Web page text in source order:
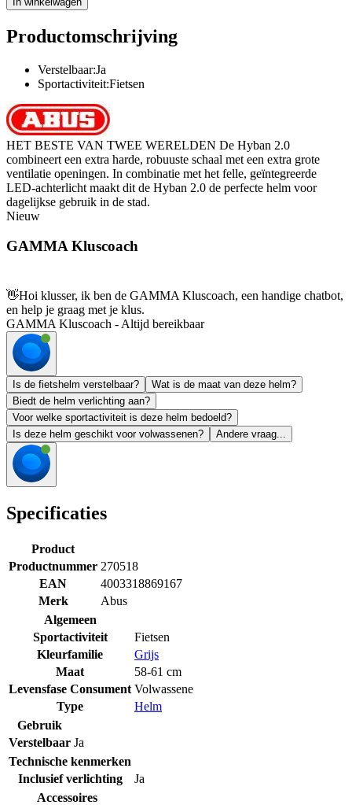
Productomschrijving
Verstelbaar:Ja
Sportactiviteit:Fietsen
HET BESTE VAN TWEE WERELDEN De Hyban 2.0
combineert een extra harde, robuuste schaal met een extra grote
ventilatie openingen. In combinatie met het felle, geïntegreerde
LED-achterlicht maakt dit de Hyban 2.0 de perfecte helm voor
dagelijkse gebruik in de stad.
Nieuw
GAMMA Kluscoach
👋Hoi klusser, ik ben de GAMMA Kluscoach, een handige chatbot,
en help je graag met je klus.
GAMMA Kluscoach - Altijd bereikbaar
Is de fietshelm verstelbaar?
Wat is de maat van deze helm?
Biedt de helm verlichting aan?
Voor welke sportactiviteit is deze helm bedoeld?
Is deze helm geschikt voor volwassenen?
Andere vraag...
Specificaties
Product
Productnummer 270518
EAN
4003318869167
Merk
Abus
Algemeen
Sportactiviteit
Fietsen
Kleurfamilie
Grijs
Maat
58-61 cm
Levensfase Consument Volwassene
Type
Helm
Gebruik
Verstelbaar Ja
Technische kenmerken
Inclusief verlichting
Ja
Accessoires